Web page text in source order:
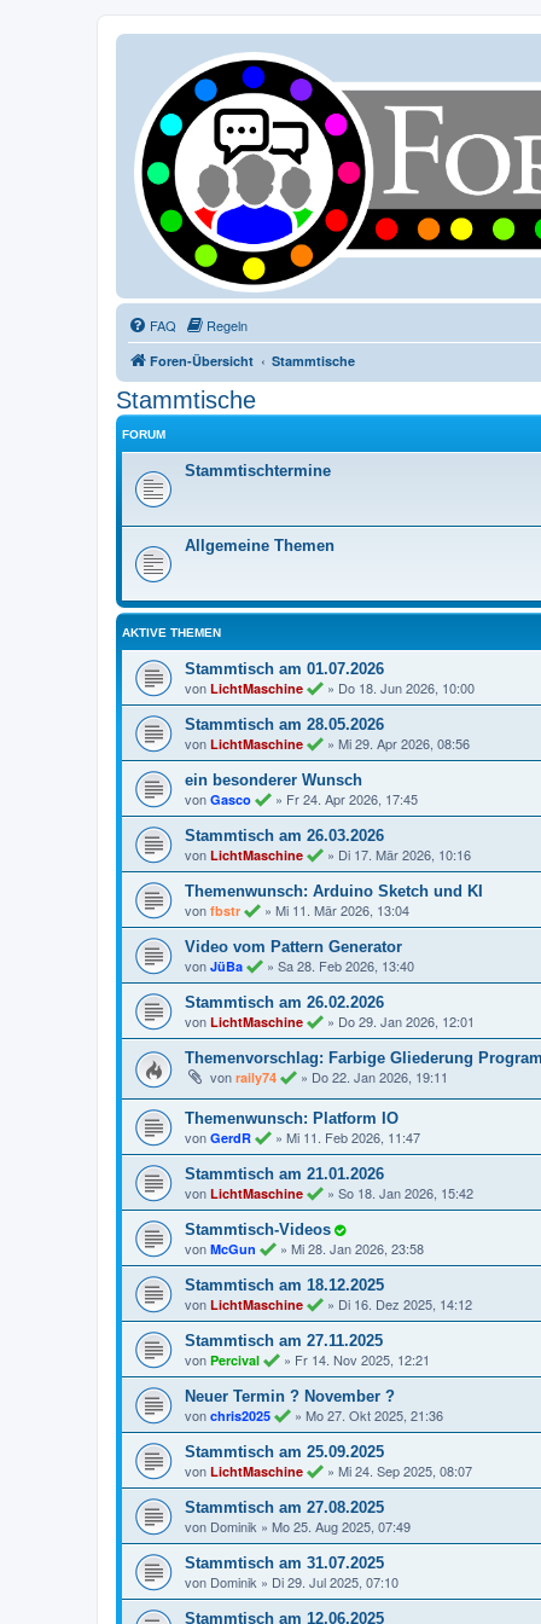
FAQ Regeln
Foren-Übersicht Stammtische
Stammtische
FORUM
Stammtischtermine
Allgemeine Themen
AKTIVE THEMEN
Stammtisch am 01.07.2026
von LichtMaschine » Do 18. Jun 2026, 10:00
Stammtisch am 28.05.2026
von LichtMaschine » Mi 29. Apr 2026, 08:56
ein besonderer Wunsch
von Gasco » Fr 24. Apr 2026, 17:45
Stammtisch am 26.03.2026
von LichtMaschine » Di 17. Mär 2026, 10:16
Themenwunsch: Arduino Sketch und KI
von fbstr » Mi 11. Mär 2026, 13:04
Video vom Pattern Generator
von JüBa » Sa 28. Feb 2026, 13:40
Stammtisch am 26.02.2026
von LichtMaschine » Do 29. Jan 2026, 12:01
Themenvorschlag: Farbige Gliederung
von raily74 » Do 22. Jan 2026, 19:11
Themenwunsch: Platform IO
von GerdR » Mi 11. Feb 2026, 11:47
Stammtisch am 21.01.2026
von LichtMaschine » So 18. Jan 2026, 15:42
Stammtisch-Videos
von McGun » Mi 28. Jan 2026, 23:58
Stammtisch am 18.12.2025
von LichtMaschine » Di 16. Dez 2025, 14:12
Stammtisch am 27.11.2025
von Percival » Fr 14. Nov 2025, 12:21
Neuer Termin ? November ?
von chris2025 » Mo 27. Okt 2025, 21:36
Stammtisch am 25.09.2025
von LichtMaschine » Mi 24. Sep 2025, 08:07
Stammtisch am 27.08.2025
von Dominik » Mo 25. Aug 2025, 07:49
Stammtisch am 31.07.2025
von Dominik » Di 29. Jul 2025, 07:10
Stammtisch am 12.06.2025